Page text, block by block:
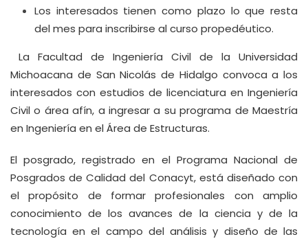
Los interesados tienen como plazo lo que resta
del mes para inscribirse al curso propedéutico.
La Facultad de Ingeniería Civil de la Universidad
Michoacana de San Nicolás de Hidalgo convoca a los
interesados con estudios de licenciatura en Ingeniería
Civil o área afín, a ingresar a su programa de Maestría
en Ingeniería en el Área de Estructuras.
El posgrado, registrado en el Programa Nacional de
Posgrados de Calidad del Conacyt, está diseñado con
el propósito de formar profesionales con amplio
conocimiento de los avances de la ciencia y de la
tecnología en el campo del análisis y diseño de las